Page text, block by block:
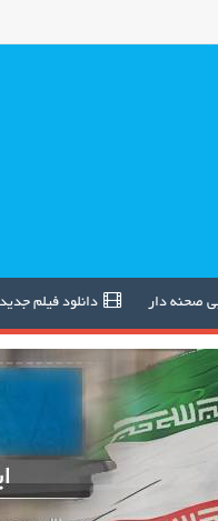
صحنه دار دانلود فیلم جدید